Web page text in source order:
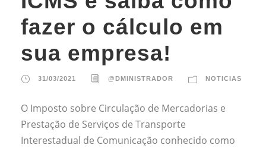
fazer o cálculo em
sua empresa!
31/03/2021 @DMINISTRADOR NOTICIAS
O Imposto sobre Circulação de Mercadorias e
Prestação de Serviços de Transporte
Interestadual de Comunicação conhecido como